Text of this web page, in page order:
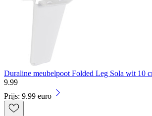
Duraline meubelpoot Folded Leg Sola wit 10
9.99
Prijs: 9.99 euro